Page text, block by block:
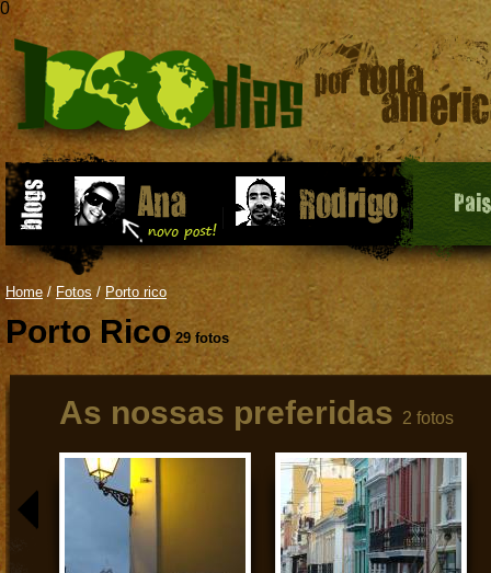
0
Home / Fotos / Porto rico
Porto Rico29 fotos
As nossas preferidas 2 fotos